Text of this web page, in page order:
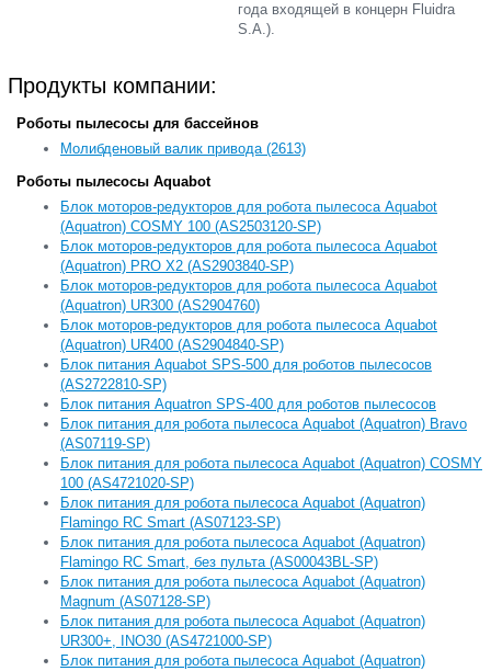
года входящей в концерн Fluidra
S.A.).
Продукты компании:
Роботы пылесосы для бассейнов
Молибденовый валик привода (2613)
Роботы пылесосы Aquabot
Блок моторов-редукторов для робота пылесоса Aquabot
(Aquatron) COSMY 100 (AS2503120-SP)
Блок моторов-редукторов для робота пылесоса Aquabot
(Aquatron) PRO X2 (AS2903840-SP)
Блок моторов-редукторов для робота пылесоса Aquabot
(Aquatron) UR300 (AS2904760)
Блок моторов-редукторов для робота пылесоса Aquabot
(Aquatron) UR400 (AS2904840-SP)
Блок питания Aquabot SPS-500 для роботов пылесосов
(AS2722810-SP)
Блок питания Aquatron SPS-400 для роботов пылесосов
Блок питания для робота пылесоса Aquabot (Aquatron) Bravo
(AS07119-SP)
Блок питания для робота пылесоса Aquabot (Aquatron) COSMY
100 (AS4721020-SP)
Блок питания для робота пылесоса Aquabot (Aquatron)
Flamingo RC Smart (AS07123-SP)
Блок питания для робота пылесоса Aquabot (Aquatron)
Flamingo RC Smart, без пульта (AS00043BL-SP)
Блок питания для робота пылесоса Aquabot (Aquatron)
Magnum (AS07128-SP)
Блок питания для робота пылесоса Aquabot (Aquatron)
UR300+, INO30 (AS4721000-SP)
Блок питания для робота пылесоса Aquabot (Aquatron)